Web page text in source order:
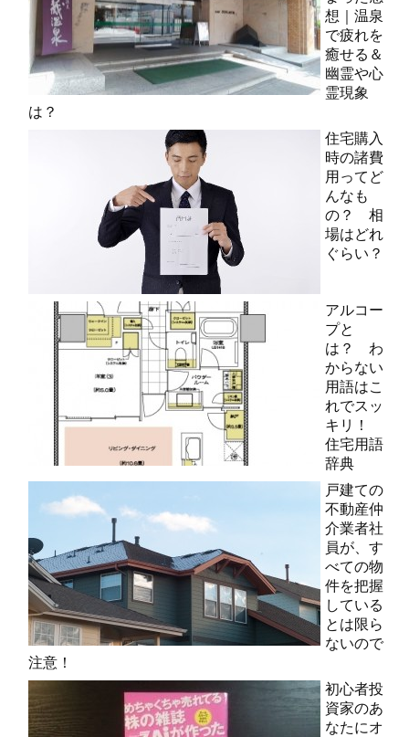
想｜温泉
で疲れを
癒せる＆
幽霊や心
霊現象
は？
住宅購入
時の諸費
用ってど
んなも
の？ 相
場はどれ
ぐらい？
アルコー
プと
は？ わ
からない
用語はこ
れでスッ
キリ！
住宅用語
辞典
戸建ての
不動産仲
介業者社
員が、す
べての物
件を把握
している
とは限ら
ないので
注意！
初心者投
資家のあ
なたにオ